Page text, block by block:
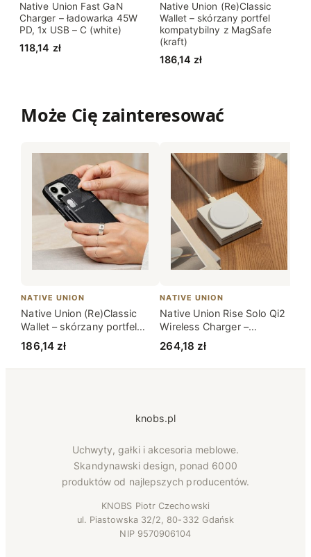
Native Union Fast GaN
Charger – ładowarka 45W
PD, 1x USB – C (white)
118,14 zł
Native Union (Re)Classic
Wallet – skórzany portfel
kompatybilny z MagSafe
(kraft)
186,14 zł
Może Cię zainteresować
NATIVE UNION
Native Union (Re)Classic
Wallet – skórzany portfel
kompatybilny z MagSafe
(black)
186,14 zł
NATIVE UNION
Native Union Rise Solo Qi2
Wireless Charger –
bezprzewodowa ładowarka
Qi2 15W kompatybilna z
MagSafe (sandstone)
264,18 zł
knobs.pl
Uchwyty, gałki i akcesoria meblowe.
Skandynawski design, ponad 6000
produktów od najlepszych producentów.
KNOBS Piotr Czechowski
ul. Piastowska 32/2, 80-332 Gdańsk
NIP 9570906104